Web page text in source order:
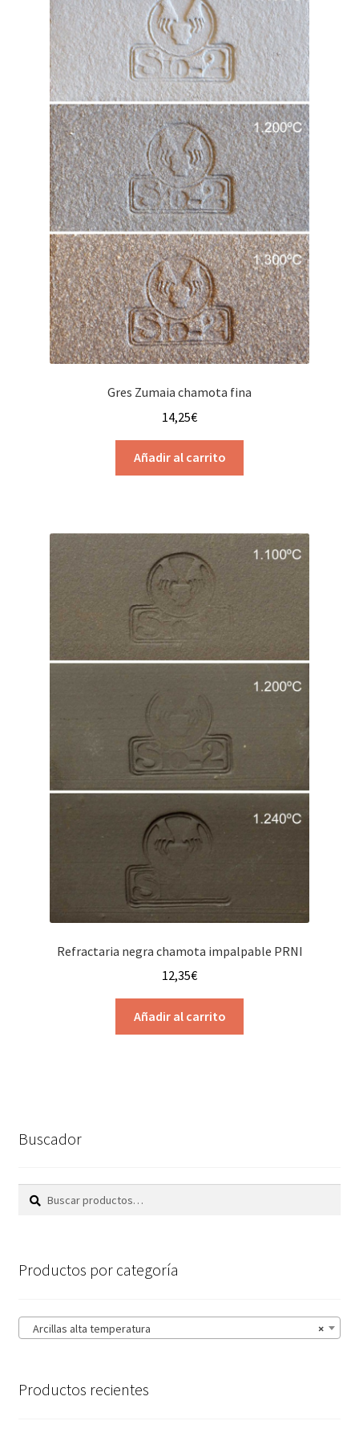
Gres Zumaia chamota fina
14,25€
Añadir al carrito
Refractaria negra chamota impalpable PRNI
12,35€
Añadir al carrito
Buscador
Buscar
Buscar
Productos por categoría
×
Arcillas alta temperatura
Productos recientes